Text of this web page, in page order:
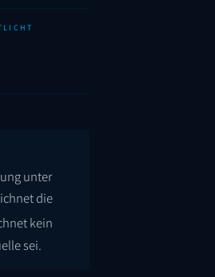
unter
die
kein
sei.